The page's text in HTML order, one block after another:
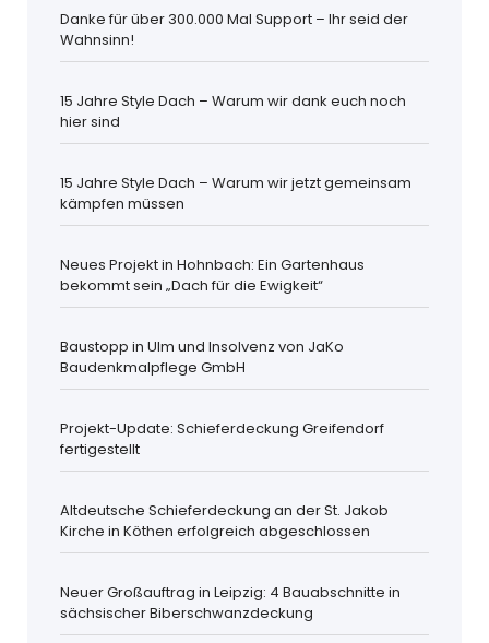
Danke für über 300.000 Mal Support – Ihr seid der
Wahnsinn!
15 Jahre Style Dach – Warum wir dank euch noch
hier sind
15 Jahre Style Dach – Warum wir jetzt gemeinsam
kämpfen müssen
Neues Projekt in Hohnbach: Ein Gartenhaus
bekommt sein „Dach für die Ewigkeit“
Baustopp in Ulm und Insolvenz von JaKo
Baudenkmalpflege GmbH
Projekt-Update: Schieferdeckung Greifendorf
fertigestellt
Altdeutsche Schieferdeckung an der St. Jakob
Kirche in Köthen erfolgreich abgeschlossen
Neuer Großauftrag in Leipzig: 4 Bauabschnitte in
sächsischer Biberschwanzdeckung